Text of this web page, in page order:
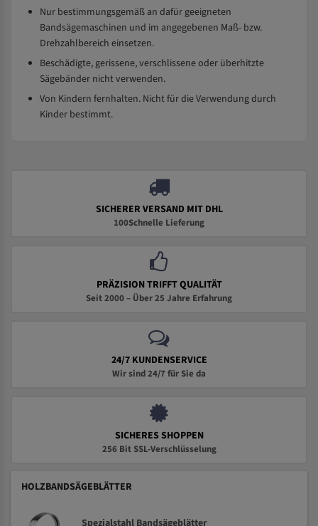
Nur bestimmungsgemäß an dafür geeigneten
Bandsägemaschinen und im angegebenen Maß- bzw.
Drehzahlbereich einsetzen.
Beschädigte, gerissene, verschlissene oder überhitzte
Sägebänder nicht verwenden.
Von Kindern fernhalten. Nicht für die Verwendung durch
Kinder bestimmt.
SICHERER VERSAND MIT DHL
100Schnelle Lieferung
PRÄZISION TRIFFT QUALITÄT
Seit 2000 – Über 25 Jahre Erfahrung
24/7 KUNDENSERVICE
Wir sind 24/7 für Sie da
SICHERES SHOPPEN
256 Bit SSL-Verschlüsselung
HOLZBANDSÄGEBLÄTTER
Spezialstahl Bandsägeblätter